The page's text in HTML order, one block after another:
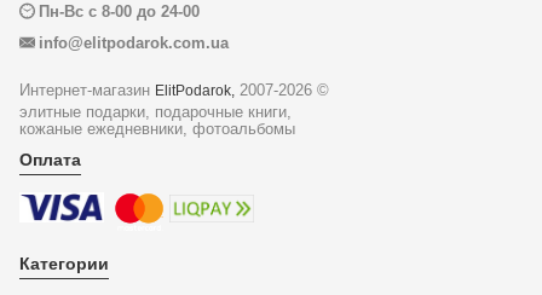
Пн-Вс с 8-00 до 24-00
info@elitpodarok.com.ua
Интернет-магазин ElitPodarok,
2007-2026 ©
элитные подарки, подарочные книги,
кожаные ежедневники, фотоальбомы
Оплата
Категории